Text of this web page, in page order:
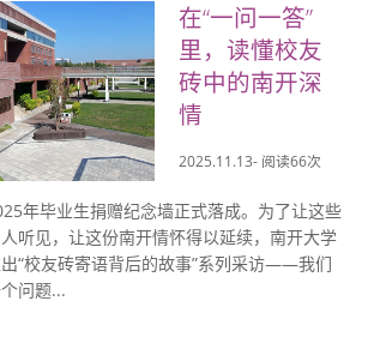
在“一问一答”
里，读懂校友
砖中的南开深
情
2025.11.13- 阅读66次
年毕业生捐赠纪念墙正式落成。为了让这些
听见，让这份南开情怀得以延续，南开大学
“校友砖寄语背后的故事”系列采访——我们
问题...